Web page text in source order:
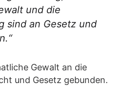
und die
sind an Gesetz und
Gewalt an die
und Gesetz gebunden.